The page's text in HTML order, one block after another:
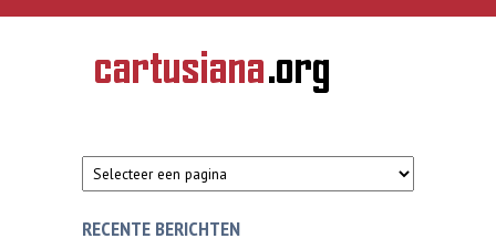
Overslaan en naar de inhoud gaan
CARTUSIANA
Geschiedenis
van de
RECENTE BERICHTEN